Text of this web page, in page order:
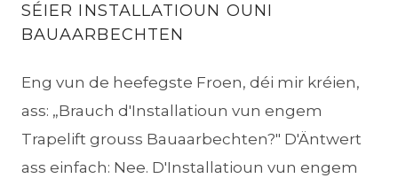
SÉIER INSTALLATIOUN OUNI
BAUAARBECHTEN
Eng vun de heefegste Froen, déi mir kréien,
ass: „Brauch d'Installatioun vun engem
Trapelift grouss Bauaarbechten?" D'Äntwert
ass einfach: Nee. D'Installatioun vun engem